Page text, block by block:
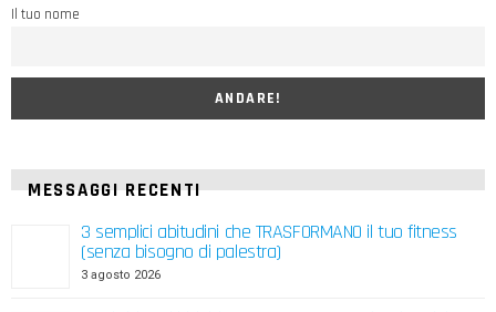
Il tuo nome
MESSAGGI RECENTI
3 semplici abitudini che TRASFORMANO il tuo fitness
(senza bisogno di palestra)
3 agosto 2026